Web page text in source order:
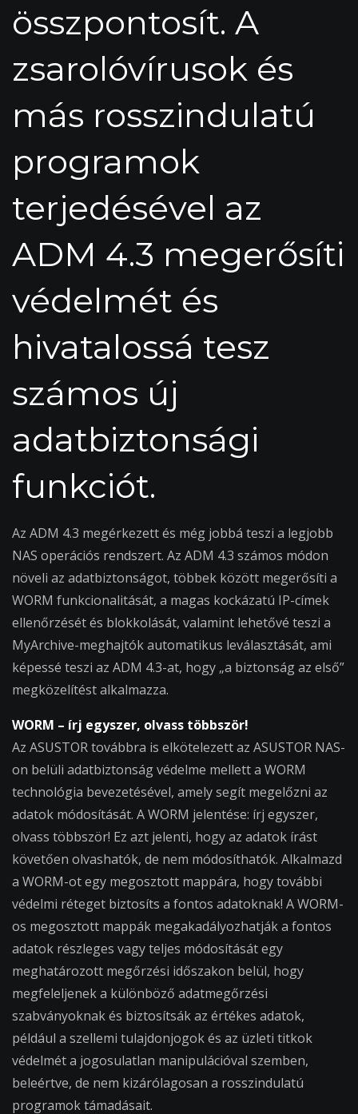
összpontosít. A
zsarolóvírusok és
más rosszindulatú
programok
terjedésével az
ADM 4.3 megerősíti
védelmét és
hivatalossá tesz
számos új
adatbiztonsági
funkciót.
Az ADM 4.3 megérkezett és még jobbá teszi a legjobb
NAS operációs rendszert. Az ADM 4.3 számos módon
növeli az adatbiztonságot, többek között megerősíti a
WORM funkcionalitását, a magas kockázatú IP-címek
ellenőrzését és blokkolását, valamint lehetővé teszi a
MyArchive-meghajtók automatikus leválasztását, ami
képessé teszi az ADM 4.3-at, hogy „a biztonság az első”
megközelítést alkalmazza.
WORM – írj egyszer, olvass többször!
Az ASUSTOR továbbra is elkötelezett az ASUSTOR NAS-
on belüli adatbiztonság védelme mellett a WORM
technológia bevezetésével, amely segít megelőzni az
adatok módosítását. A WORM jelentése: írj egyszer,
olvass többször! Ez azt jelenti, hogy az adatok írást
követően olvashatók, de nem módosíthatók. Alkalmazd
a WORM-ot egy megosztott mappára, hogy további
védelmi réteget biztosíts a fontos adatoknak! A WORM-
os megosztott mappák megakadályozhatják a fontos
adatok részleges vagy teljes módosítását egy
meghatározott megőrzési időszakon belül, hogy
megfeleljenek a különböző adatmegőrzési
szabványoknak és biztosítsák az értékes adatok,
például a szellemi tulajdonjogok és az üzleti titkok
védelmét a jogosulatlan manipulációval szemben,
beleértve, de nem kizárólagosan a rosszindulatú
programok támadásait.